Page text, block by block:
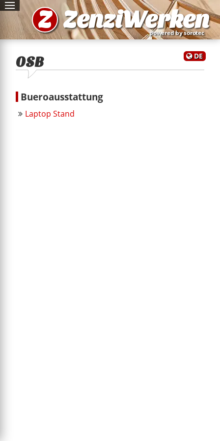
Z ZenziWerken
powered by sorotec
DE
OSB
Bueroausstattung
Laptop Stand